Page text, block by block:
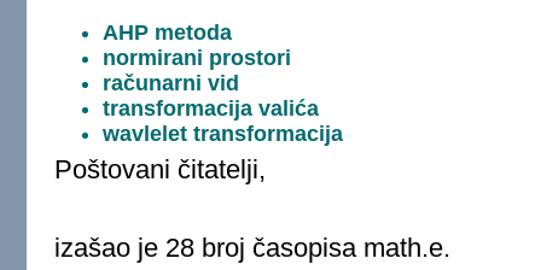
AHP metoda
normirani prostori
računarni vid
transformacija valića
wavlelet transformacija
Poštovani čitatelji,
izašao je 28 broj časopisa math.e.